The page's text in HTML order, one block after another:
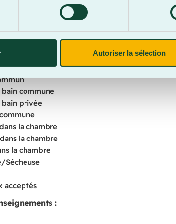
Autoriser la sélection
bain commune
bain privée
la chambre
la chambre
la chambre
Sécheuse
acceptés
: